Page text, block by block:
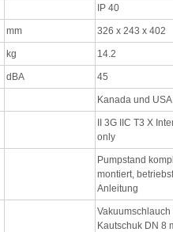
IP 40
mm 326 x 243 x 402
kg 14.2
dBA 45
Kanada und USA
II 3G IIC T3 X
only
Pumpstand
montiert,
Anleitung
Vakuumschlauch
Kautschuk DN 8